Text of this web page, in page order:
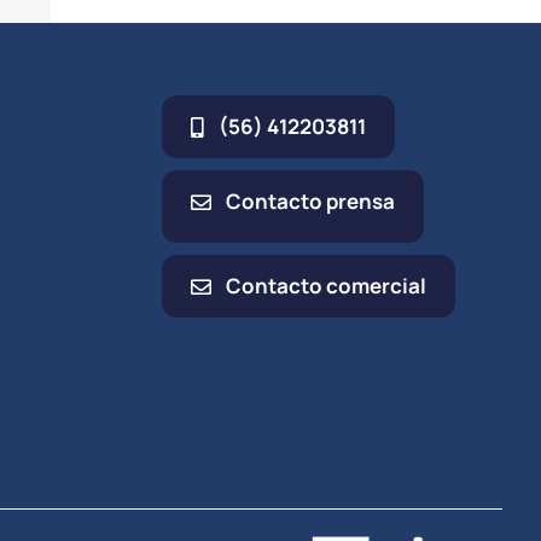
(56) 412203811
Contacto prensa
Contacto comercial